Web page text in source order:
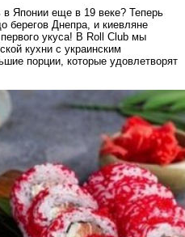
Японии еще в 19 веке? Теперь
берегов Днепра, и киевляне
укуса! В Roll Club мы
кухни с украинским
порции, которые удовлетворят